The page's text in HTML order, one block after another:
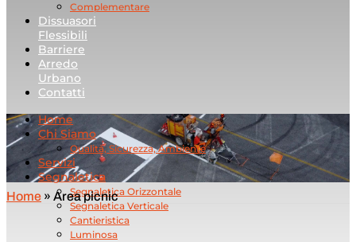
Complementare
Dissuasori
Flessibili
Barriere
Arredo
Urbano
Contatti
Home
Chi Siamo
Qualità, Sicurezza, Ambiente
Servizi
Segnaletica
Segnaletica Orizzontale
Segnaletica Verticale
Cantieristica
Luminosa
Home » Area picnic